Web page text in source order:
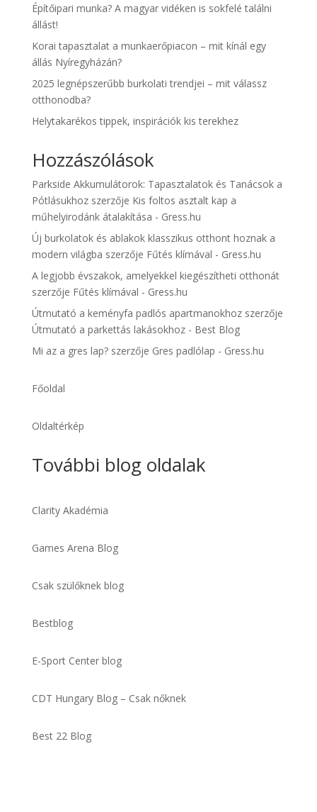
Építőipari munka? A magyar vidéken is sokfelé találni
állást!
Korai tapasztalat a munkaerőpiacon – mit kínál egy
állás Nyíregyházán?
2025 legnépszerűbb burkolati trendjei – mit válassz
otthonodba?
Helytakarékos tippek, inspirációk kis terekhez
Hozzászólások
Parkside Akkumulátorok: Tapasztalatok és Tanácsok a
Pótlásukhozszerzője Kis foltos asztalt kap a
műhelyirodánk átalakítása - Gress.hu
Új burkolatok és ablakok klasszikus otthont hoznak a
modern világba szerzője Fűtés klímával - Gress.hu
A legjobb évszakok, amelyekkel kiegészítheti otthonát
szerzője Fűtés klímával - Gress.hu
Útmutató a keményfa padlós apartmanokhozszerzője
Útmutató a parkettás lakásokhoz - Best Blog
Mi az a gres lap?szerzője Gres padlólap - Gress.hu
Főoldal
Oldaltérkép
További blog oldalak
Clarity Akadémia
Games Arena Blog
Csak szülőknek blog
Bestblog
E-Sport Center blog
CDT Hungary Blog – Csak nőknek
Best 22 Blog